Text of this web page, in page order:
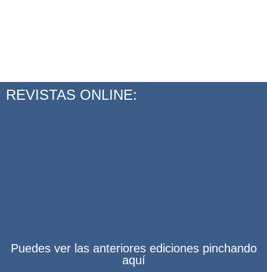
REVISTAS ONLINE:
Puedes ver las anteriores ediciones pinchando
aquí